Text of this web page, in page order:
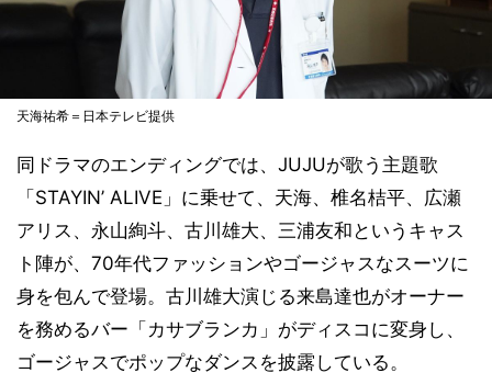
天海祐希＝日本テレビ提供
同ドラマのエンディングでは、JUJUが歌う主題歌
「STAYIN’ ALIVE」に乗せて、天海、椎名桔平、広瀬
アリス、永山絢斗、古川雄大、三浦友和というキャス
ト陣が、70年代ファッションやゴージャスなスーツに
身を包んで登場。古川雄大演じる来島達也がオーナー
を務めるバー「カサブランカ」がディスコに変身し、
ゴージャスでポップなダンスを披露している。